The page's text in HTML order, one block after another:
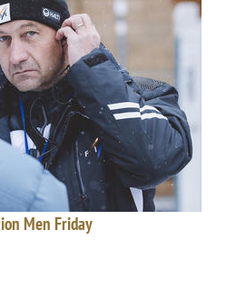
Men Friday